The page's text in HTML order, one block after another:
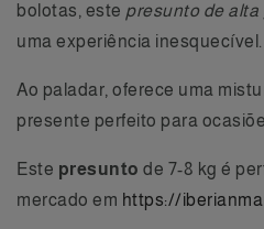
bolotas, este presunto de alta
uma experiência inesquecível.
Ao paladar, oferece uma
presente perfeito para
Este presunto de 7-8 kg é
mercado em https://